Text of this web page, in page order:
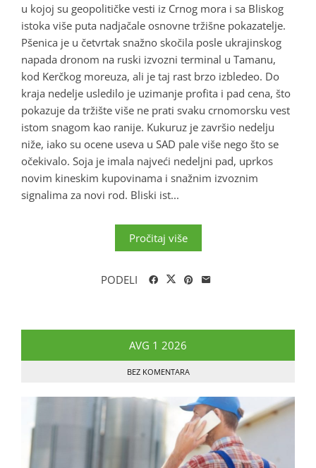
u kojoj su geopolitičke vesti iz Crnog mora i sa Bliskog
istoka više puta nadjačale osnovne tržišne pokazatelje.
Pšenica je u četvrtak snažno skočila posle ukrajinskog
napada dronom na ruski izvozni terminal u Tamanu,
kod Kerčkog moreuza, ali je taj rast brzo izbledeo. Do
kraja nedelje usledilo je uzimanje profita i pad cena, što
pokazuje da tržište više ne prati svaku crnomorsku vest
istom snagom kao ranije. Kukuruz je završio nedelju
niže, iako su ocene useva u SAD pale više nego što se
očekivalo. Soja je imala najveći nedeljni pad, uprkos
novim kineskim kupovinama i snažnim izvoznim
signalima za novi rod. Bliski ist...
Pročitaj više
PODELI
AVG 1 2026
BEZ KOMENTARA